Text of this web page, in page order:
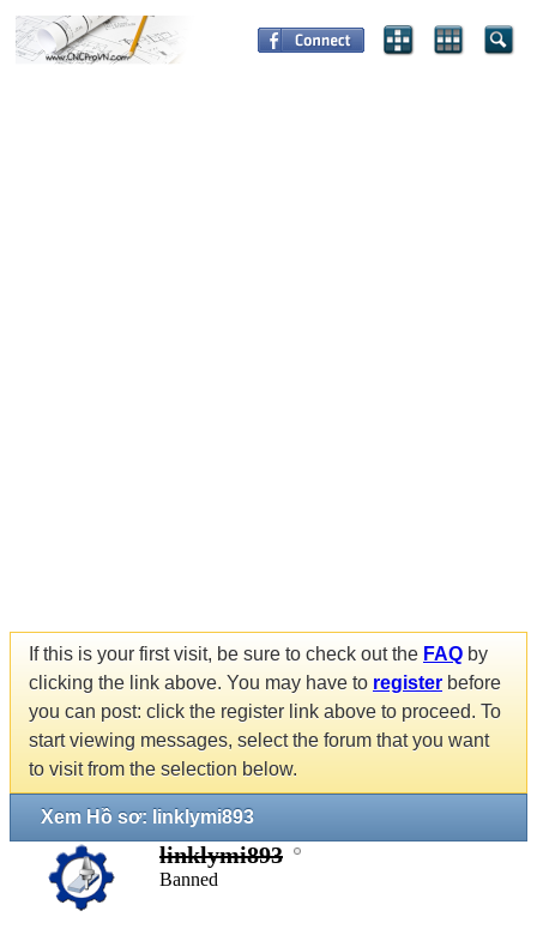
If this is your first visit, be sure to check out the FAQ by
clicking the link above. You may have to register before
you can post: click the register link above to proceed. To
start viewing messages, select the forum that you want
to visit from the selection below.
Xem Hồ sơ: linklymi893
linklymi893
Banned